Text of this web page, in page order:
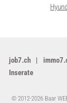
job7.ch
Inserate
© 2012-2026 Baar